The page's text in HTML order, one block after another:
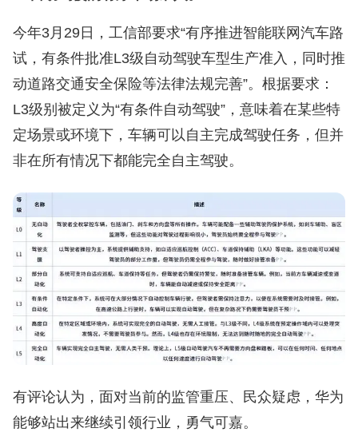
今年3月29日，工信部要求“有序推进智能联网汽车路
试，有条件批准L3级自动驾驶车型生产准入，同时推
动道路交通安全保险等法律法规完善”。根据要求：
L3级别被定义为“有条件自动驾驶”，意味着在某些特
定场景或环境下，车辆可以自主完成驾驶任务，但并
非在所有情况下都能完全自主驾驶。
有评论认为，面对当前的监管重压、民众疑虑，华为
能够站出来继续引领行业，勇气可嘉。